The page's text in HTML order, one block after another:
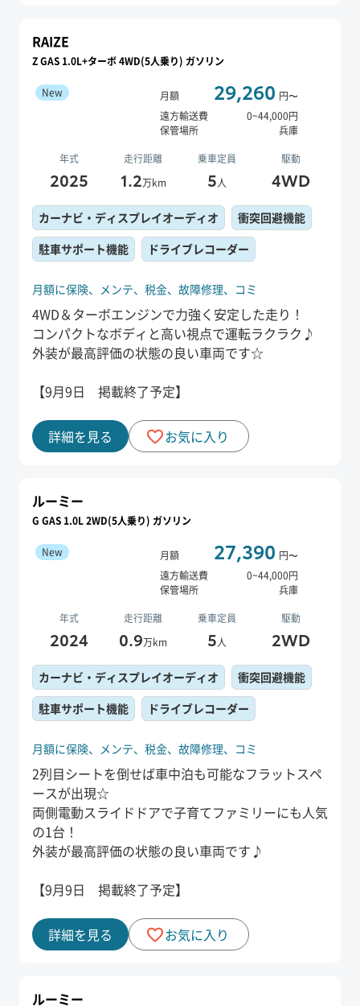
RAIZE
Z GAS 1.0L+ターボ 4WD(5人乗り) ガソリン
New 月額 29,260 円〜
遠方輸送費
0~44,000円
保管場所
兵庫
年式 走行距離 乗車定員 駆動
2025 1.2万km 5人 4WD
月額に保険、 メンテ、 税金、 故障修理、 コミ
4WD＆ターボエンジンで力強く安定した走り！
コンパクトなボディと高い視点で運転ラクラク♪
外装が最高評価の状態の良い車両です☆
【9月9日 掲載終了予定】
カーナビ・ディスプレイオーディオ
衝突回避機能
駐車サポート機能
ドライブレコーダー
詳細を見る お気に入り
ルーミー
G GAS 1.0L 2WD(5人乗り) ガソリン
New 月額 27,390 円〜
遠方輸送費
0~44,000円
保管場所
兵庫
年式 走行距離 乗車定員 駆動
2024 0.9万km 5人 2WD
月額に保険、 メンテ、 税金、 故障修理、 コミ
2列目シートを倒せば車中泊も可能なフラットスペ
ースが出現☆
両側電動スライドドアで子育てファミリーにも人気
の1台！
外装が最高評価の状態の良い車両です♪
【9月9日 掲載終了予定】
カーナビ・ディスプレイオーディオ
衝突回避機能
駐車サポート機能
ドライブレコーダー
詳細を見る お気に入り
ルーミー